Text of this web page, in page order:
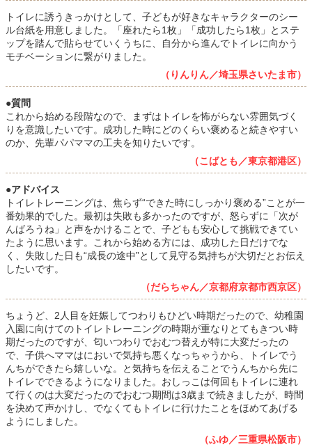
トイレに誘うきっかけとして、子どもが好きなキャラクターのシー
ル台紙を用意しました。「座れたら1枚」「成功したら1枚」とステ
ップを踏んで貼らせていくうちに、自分から進んでトイレに向かう
モチベーションに繋がりました。
（りんりん／埼玉県さいたま市）
●質問
これから始める段階なので、まずはトイレを怖がらない雰囲気づく
りを意識したいです。成功した時にどのくらい褒めると続きやすい
のか、先輩パパママの工夫を知りたいです。
（こばとも／東京都港区）
●アドバイス
トイレトレーニングは、焦らず“できた時にしっかり褒める”ことが一
番効果的でした。最初は失敗も多かったのですが、怒らずに「次が
んばろうね」と声をかけることで、子どもも安心して挑戦できてい
たように思います。これから始める方には、成功した日だけでな
く、失敗した日も“成長の途中”として見守る気持ちが大切だとお伝え
したいです。
（だらちゃん／京都府京都市西京区）
ちょうど、2人目を妊娠してつわりもひどい時期だったので、幼稚園
入園に向けてのトイレトレーニングの時期が重なりとてもきつい時
期だったのですが、匂いつわりでおむつ替えが特に大変だったの
で、子供へママはにおいで気持ち悪くなっちゃうから、トイレでう
んちができたら嬉しいな。と気持ちを伝えることでうんちから先に
トイレでできるようになりました。おしっこは何回もトイレに連れ
て行くのは大変だったのでおむつ期間は3歳まで続きましたが、時間
を決めて声かけし、でなくてもトイレに行けたことをほめてあげる
ようにしました。
（ふゆ／三重県松阪市）